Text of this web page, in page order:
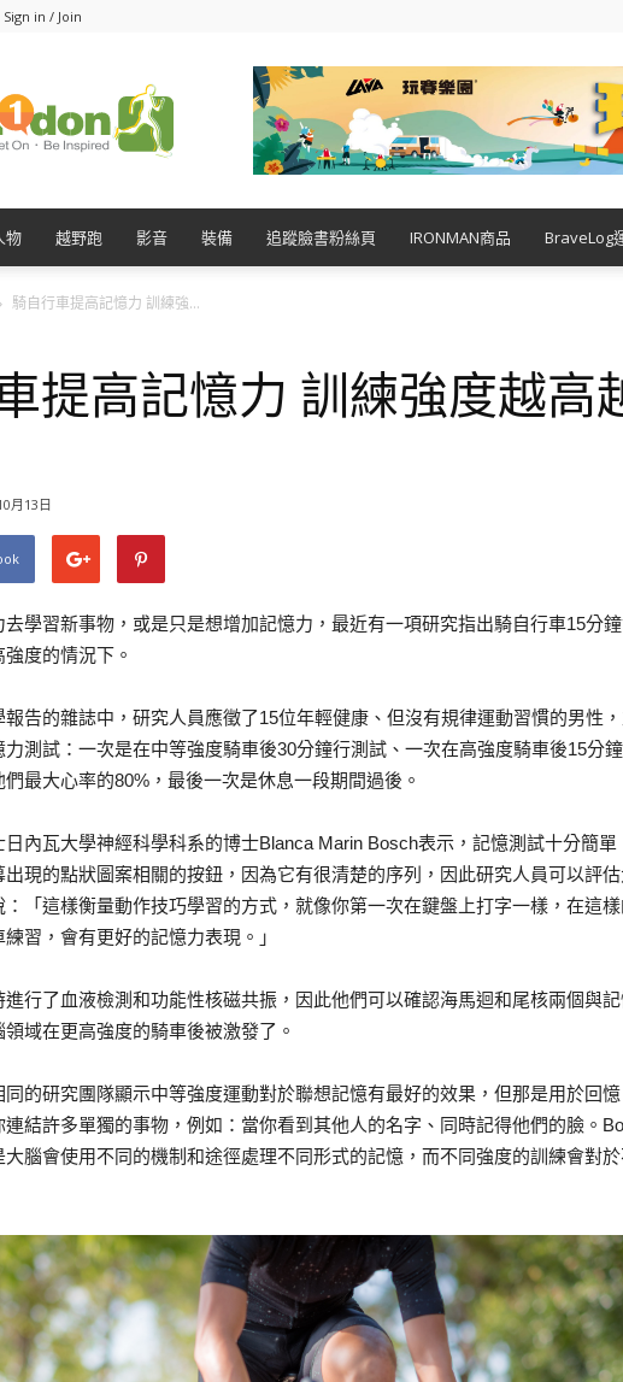
Sign in / Join
物 越野跑 影音 裝備 追蹤臉書粉絲頁 IRONMAN商品 BraveLog
騎自行車提高記憶力 訓練強...
提高記憶力 訓練強度越高
月13日
學習新事物，或是只是想增加記憶力，最近有一項研究指出騎自行車15分
度的情況下。
告的雜誌中，研究人員應徵了15位年輕健康、但沒有規律運動習慣的男性
測試：一次是在中等強度騎車後30分鐘行測試、一次在高強度騎車後15分
最大心率的80%，最後一次是休息一段期間過後。
內瓦大學神經科學科系的博士Blanca Marin Bosch表示，記憶測試十分簡單
現的點狀圖案相關的按鈕，因為它有很清楚的序列，因此研究人員可以評
：「這樣衡量動作技巧學習的方式，就像你第一次在鍵盤上打字一樣，在這
習，會有更好的記憶力表現。」
進行了血液檢測和功能性核磁共振，因此他們可以確認海馬迴和尾核兩個與
域在更高強度的騎車後被激發了。
的研究團隊顯示中等強度運動對於聯想記憶有最好的效果，但那是用於回
結許多單獨的事物，例如：當你看到其他人的名字、同時記得他們的臉。
腦會使用不同的機制和途徑處理不同形式的記憶，而不同強度的訓練會對